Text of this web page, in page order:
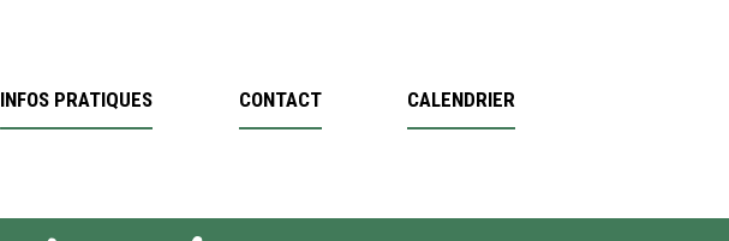
INFOS PRATIQUES CONTACT CALENDRIER